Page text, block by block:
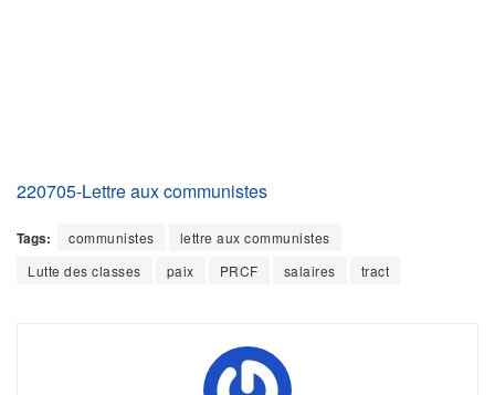
220705-Lettre aux communistes
Tags: communistes
lettre aux communistes
Lutte des classes
paix PRCF salaires tract